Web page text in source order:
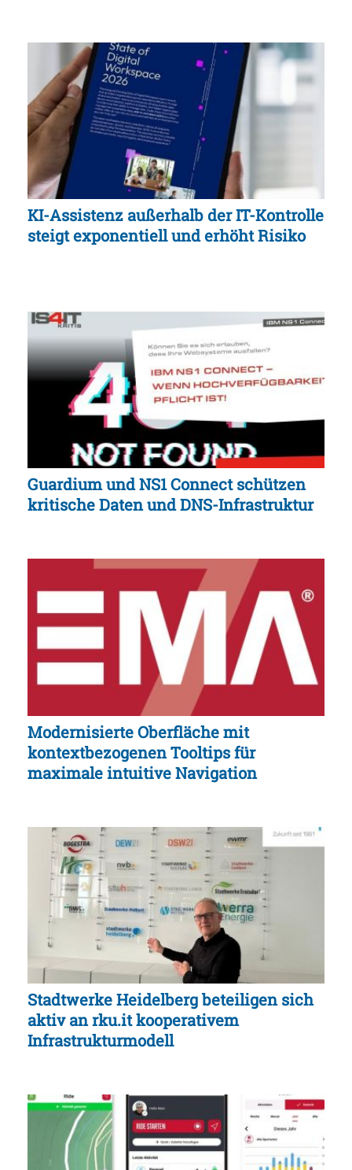
KI-Assistenz außerhalb der IT-Kontrolle
steigt exponentiell und erhöht Risiko
Guardium und NS1 Connect schützen
kritische Daten und DNS-Infrastruktur
Modernisierte Oberfläche mit
kontextbezogenen Tooltips für
maximale intuitive Navigation
Stadtwerke Heidelberg beteiligen sich
aktiv an rku.it kooperativem
Infrastrukturmodell